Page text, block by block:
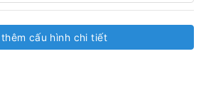
thêm cấu hình chi tiết